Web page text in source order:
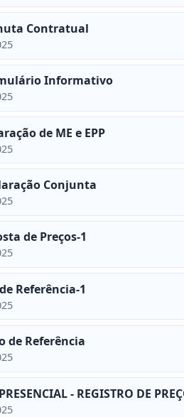
Contratual
Informativo
de ME e EPP
Conjunta
de Preços-1
Referência-1
de Referência
- REGISTRO DE